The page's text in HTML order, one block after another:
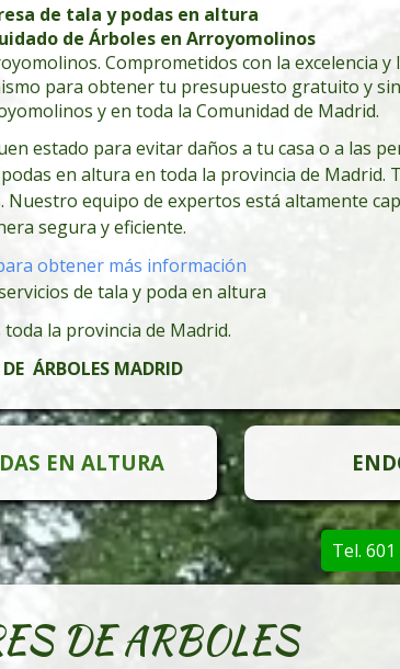
de tala y podas en altura
de Árboles en Arroyomolinos
Comprometidos con la excelencia y
para obtener tu presupuesto gratuito y
y en toda la Comunidad de Madrid.
estado para evitar daños a tu casa o a las
en altura en toda la provincia de Madrid.
equipo de expertos está altamente
segura y eficiente.
obtener más información
de tala y poda en altura
la provincia de Madrid.
ÁRBOLES MADRID
EN ALTURA
Tel.
DE ARBOLES